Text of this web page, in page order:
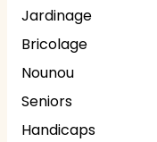
Jardinage
Bricolage
Nounou
Seniors
Handicaps